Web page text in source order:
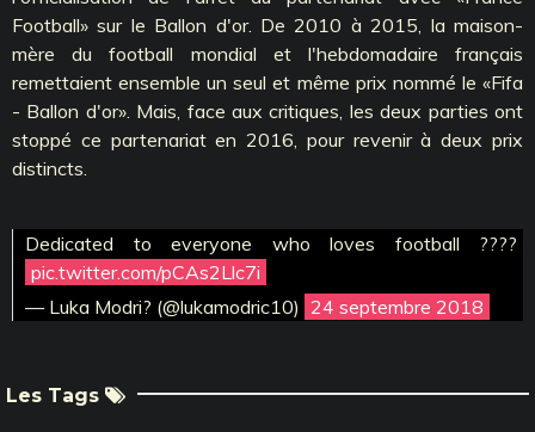
Football» sur le Ballon d'or. De 2010 à 2015, la maison-
mère du football mondial et l'hebdomadaire français
remettaient ensemble un seul et même prix nommé le «Fifa
- Ballon d'or». Mais, face aux critiques, les deux parties ont
stoppé ce partenariat en 2016, pour revenir à deux prix
distincts.
Dedicated to everyone who loves football ????
pic.twitter.com/pCAs2Llc7i
— Luka Modri? (@lukamodric10) 24 septembre 2018
Les Tags